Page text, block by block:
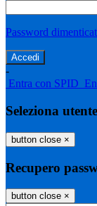
Password
-
Entra con SPID
Seleziona utente
button close ×
Recupero
button close ×